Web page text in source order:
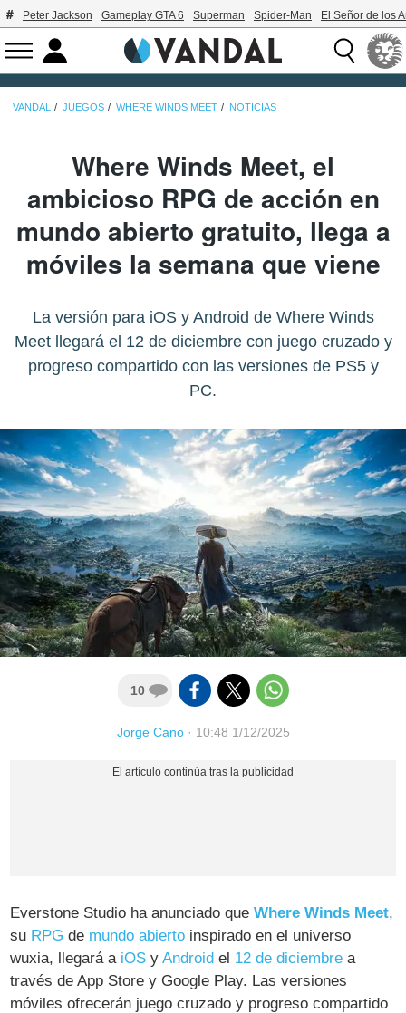
Peter Jackson Gameplay GTA 6 Superman Spider-Man El Señor de los
VANDAL JUEGOS WHERE WINDS MEET NOTICIAS
Where Winds Meet, el
ambicioso RPG de acción en
mundo abierto gratuito, llega a
móviles la semana que viene
La versión para iOS y Android de Where Winds
Meet llegará el 12 de diciembre con juego cruzado y
progreso compartido con las versiones de PS5 y
PC.
10
Jorge Cano· 10:48 1/12/2025
Everstone Studio ha anunciado queWhere Winds Meet,
su RPG de mundo abierto inspirado en el universo
wuxia, llegará a iOS yAndroid el 12 de diciembre a
través de App Store y Google Play. Las versiones
móviles ofrecerán juego cruzado y progreso compartido